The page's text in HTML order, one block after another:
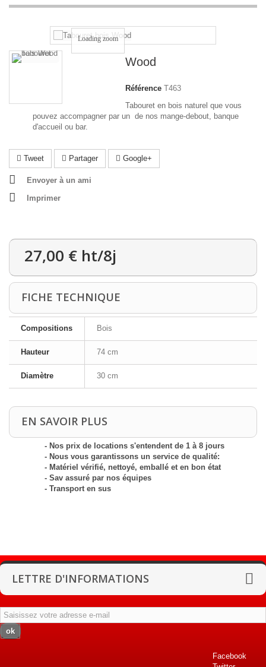
Loading zoom
Wood
Référence T463
Tabouret en bois naturel que vous
pouvez accompagner par un de nos mange-debout, banque
d'accueil ou bar.
Tweet Partager Google+
Envoyer à un ami
Imprimer
27,00 € ht/8j
FICHE TECHNIQUE
Compositions Bois
Hauteur 74 cm
Diamètre 30 cm
EN SAVOIR PLUS
- Nos prix de locations s'entendent de 1 à 8 jours
- Nous vous garantissons un service de qualité:
- Matériel vérifié, nettoyé, emballé et en bon état
- Sav assuré par nos équipes
- Transport en sus
LETTRE D'INFORMATIONS
ok
Facebook